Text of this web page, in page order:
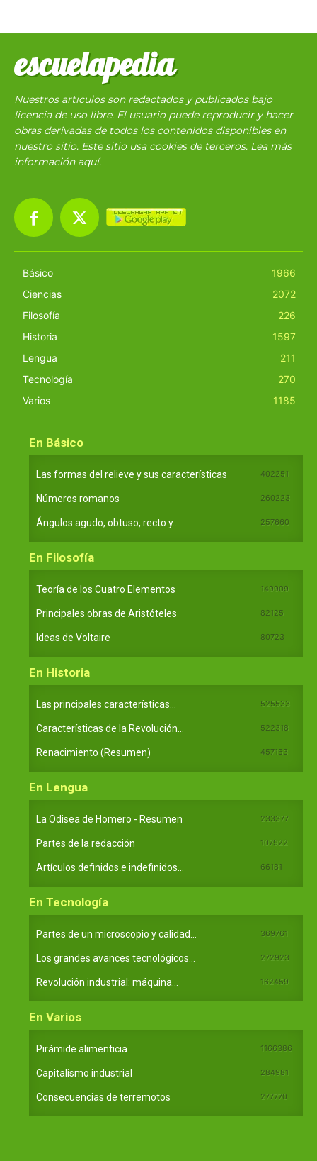
escuelapedia
Nuestros articulos son redactados y publicados bajo
licencia de uso libre. El usuario puede reproducir y hacer
obras derivadas de todos los contenidos disponibles en
nuestro sitio. Este sitio usa cookies de terceros. Lea más
información aquí.
Básico
1966
Ciencias
2072
Filosofía
226
Historia
1597
Lengua
211
Tecnología
270
Varios
1185
En Básico
Las formas del relieve y sus características 402251
Números romanos 260223
Ángulos agudo, obtuso, recto y... 257660
En Filosofía
Teoría de los Cuatro Elementos 149909
Principales obras de Aristóteles 82125
Ideas de Voltaire 80723
En Historia
Las principales características... 525533
Características de la Revolución... 522318
Renacimiento (Resumen) 457153
En Lengua
La Odisea de Homero - Resumen 233377
Partes de la redacción 107922
Artículos definidos e indefinidos... 66181
En Tecnología
Partes de un microscopio y calidad... 369761
Los grandes avances tecnológicos... 272923
Revolución industrial: máquina... 162459
En Varios
Pirámide alimenticia 1166386
Capitalismo industrial 284981
Consecuencias de terremotos 277770